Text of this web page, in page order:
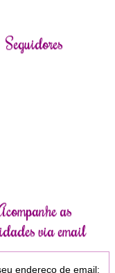
Seguidores
as
via email
endereço de email: